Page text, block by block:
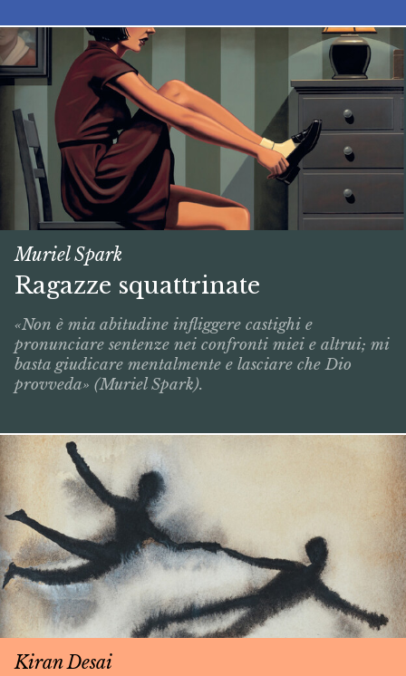
Muriel Spark
Ragazze squattrinate
«Non è mia abitudine infliggere castighi e
pronunciare sentenze nei confronti miei e altrui; mi
basta giudicare mentalmente e lasciare che Dio
provveda» (Muriel Spark).
Kiran Desai